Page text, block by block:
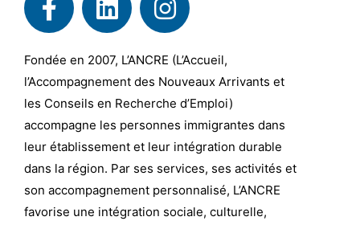
Fondée en 2007, L’ANCRE (L’Accueil,
l’Accompagnement des Nouveaux Arrivants et
les Conseils en Recherche d’Emploi)
accompagne les personnes immigrantes dans
leur établissement et leur intégration durable
dans la région. Par ses services, ses activités et
son accompagnement personnalisé, L’ANCRE
favorise une intégration sociale, culturelle,